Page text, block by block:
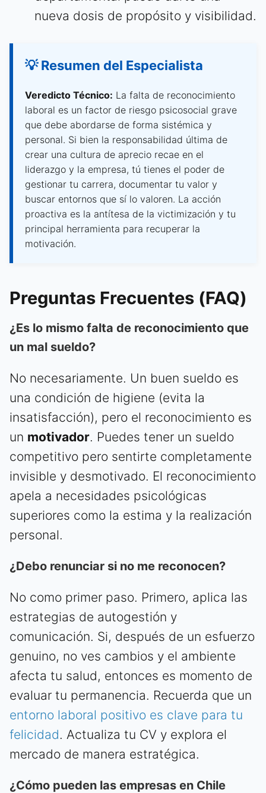
nueva dosis de propósito y visibilidad.
💡 Resumen del Especialista
Veredicto Técnico: La falta de reconocimiento
laboral es un factor de riesgo psicosocial grave
que debe abordarse de forma sistémica y
personal. Si bien la responsabilidad última de
crear una cultura de aprecio recae en el
liderazgo y la empresa, tú tienes el poder de
gestionar tu carrera, documentar tu valor y
buscar entornos que sí lo valoren. La acción
proactiva es la antítesa de la victimización y tu
principal herramienta para recuperar la
motivación.
Preguntas Frecuentes (FAQ)
¿Es lo mismo falta de reconocimiento que
un mal sueldo?
No necesariamente. Un buen sueldo es
una condición de higiene (evita la
insatisfacción), pero el reconocimiento es
un motivador. Puedes tener un sueldo
competitivo pero sentirte completamente
invisible y desmotivado. El reconocimiento
apela a necesidades psicológicas
superiores como la estima y la realización
personal.
¿Debo renunciar si no me reconocen?
No como primer paso. Primero, aplica las
estrategias de autogestión y
comunicación. Si, después de un esfuerzo
genuino, no ves cambios y el ambiente
afecta tu salud, entonces es momento de
evaluar tu permanencia. Recuerda que un
entorno laboral positivo es clave para tu
felicidad. Actualiza tu CV y explora el
mercado de manera estratégica.
¿Cómo pueden las empresas en Chile